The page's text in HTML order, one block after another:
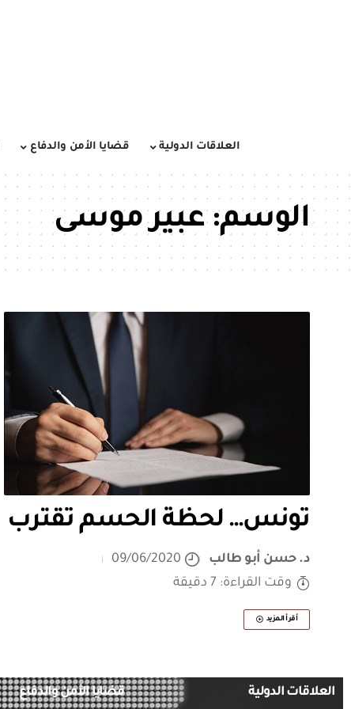
العلاقات الدولية قضايا الأمن والدفاع
الوسم:عبير موسى
تونس… لحظة الحسم تقترب
د. حسن أبو طالب
09/06/2020
وقت القراءة: 7 دقيقة
أقرأ المزيد
العلاقات الدولية قضايا الأمن والدفاع